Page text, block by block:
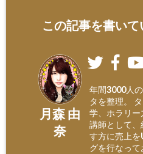
この記事を書いて
月森 由
奈
年間3000人
タを整理。
学、ホラリー
講師として
す方に売上
グを行なって